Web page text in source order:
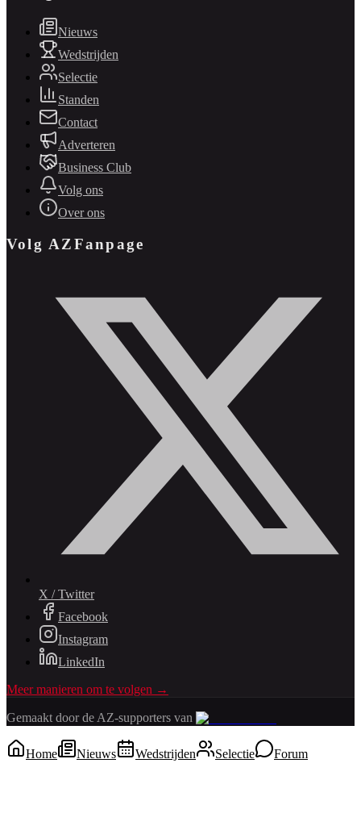
Nieuws
Wedstrijden
Selectie
Standen
Contact
Adverteren
Business Club
Volg ons
Over ons
Volg AZFanpage
X / Twitter
Facebook
Instagram
LinkedIn
Meer manieren om te volgen →
Gemaakt door de AZ-supporters van
Home Nieuws Wedstrijden Selectie Forum